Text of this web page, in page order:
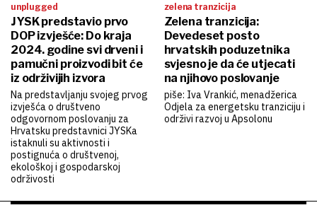
unplugged
JYSK predstavio prvo
DOP izvješće: Do kraja
2024. godine svi drveni i
pamučni proizvodi bit će
iz održivijih izvora
Na predstavljanju svojeg prvog
izvješća o društveno
odgovornom poslovanju za
Hrvatsku predstavnici JYSKa
istaknuli su aktivnosti i
postignuća o društvenoj,
ekološkoj i gospodarskoj
održivosti
zelena tranzicija
Zelena tranzicija:
Devedeset posto
hrvatskih poduzetnika
svjesno je da će utjecati
na njihovo poslovanje
piše: Iva Vrankić, menadžerica
Odjela za energetsku tranziciju i
održivi razvoj u Apsolonu